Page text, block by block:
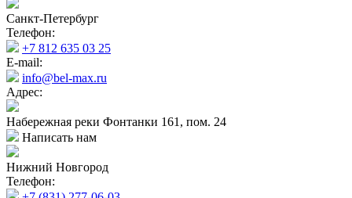
Санкт-Петербург
Телефон:
+7 812 635 03 25
E-mail:
info@bel-max.ru
Адрес:
Набережная реки Фонтанки 161, пом. 24
Написать нам
Нижний Новгород
Телефон: